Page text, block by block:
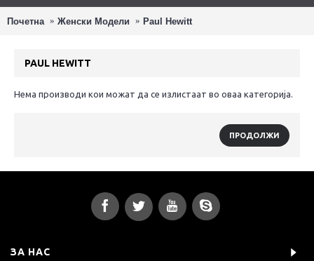
Почетна Женски Модели Paul Hewitt
PAUL HEWITT
Нема производи кои можат да се излистаат во оваа категорија.
ПРОДОЛЖИ
ЗА НАС